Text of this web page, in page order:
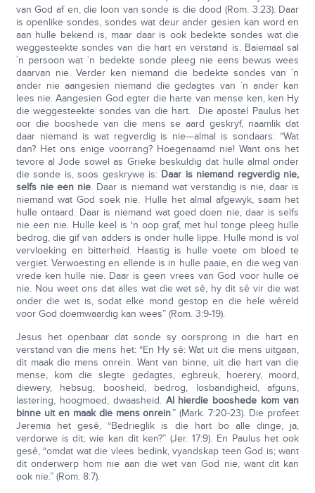
van God af en, die loon van sonde is die dood (Rom. 3:23). Daar
is openlike sondes, sondes wat deur ander gesien kan word en
aan hulle bekend is, maar daar is ook bedekte sondes wat die
weggesteekte sondes van die hart en verstand is. Baiemaal sal
`n persoon wat `n bedekte sonde pleeg nie eens bewus wees
daarvan nie. Verder ken niemand die bedekte sondes van `n
ander nie aangesien niemand die gedagtes van `n ander kan
lees nie. Aangesien God egter die harte van mense ken, ken Hy
die weggesteekte sondes van die hart. Die apostel Paulus het
oor die booshede van die mens se aard geskryf, naamlik dat
daar niemand is wat regverdig is nie—almal is sondaars: “Wat
dan? Het ons enige voorrang? Hoegenaamd nie! Want ons het
tevore al Jode sowel as Grieke beskuldig dat hulle almal onder
die sonde is, soos geskrywe is: Daar is niemand regverdig nie,
selfs nie een nie. Daar is niemand wat verstandig is nie, daar is
niemand wat God soek nie. Hulle het almal afgewyk, saam het
hulle ontaard. Daar is niemand wat goed doen nie, daar is selfs
nie een nie. Hulle keel is ‘n oop graf, met hul tonge pleeg hulle
bedrog, die gif van adders is onder hulle lippe. Hulle mond is vol
vervloeking en bitterheid. Haastig is hulle voete om bloed te
vergiet. Verwoesting en ellende is in hulle paaie, en die weg van
vrede ken hulle nie. Daar is geen vrees van God voor hulle oë
nie. Nou weet ons dat alles wat die wet sê, hy dit sê vir die wat
onder die wet is, sodat elke mond gestop en die hele wêreld
voor God doemwaardig kan wees” (Rom. 3:9-19).
Jesus het openbaar dat sonde sy oorsprong in die hart en
verstand van die mens het: “En Hy sê: Wat uit die mens uitgaan,
dit maak die mens onrein. Want van binne, uit die hart van die
mense, kom die slegte gedagtes, egbreuk, hoerery, moord,
diewery, hebsug, boosheid, bedrog, losbandigheid, afguns,
lastering, hoogmoed, dwaasheid. Al hierdie booshede kom van
binne uit en maak die mens onrein.” (Mark. 7:20-23). Die profeet
Jeremia het gesê, “Bedrieglik is die hart bo alle dinge, ja,
verdorwe is dit; wie kan dit ken?” (Jer. 17:9). En Paulus het ook
gesê, “omdat wat die vlees bedink, vyandskap teen God is; want
dit onderwerp hom nie aan die wet van God nie, want dit kan
ook nie.” (Rom. 8:7).